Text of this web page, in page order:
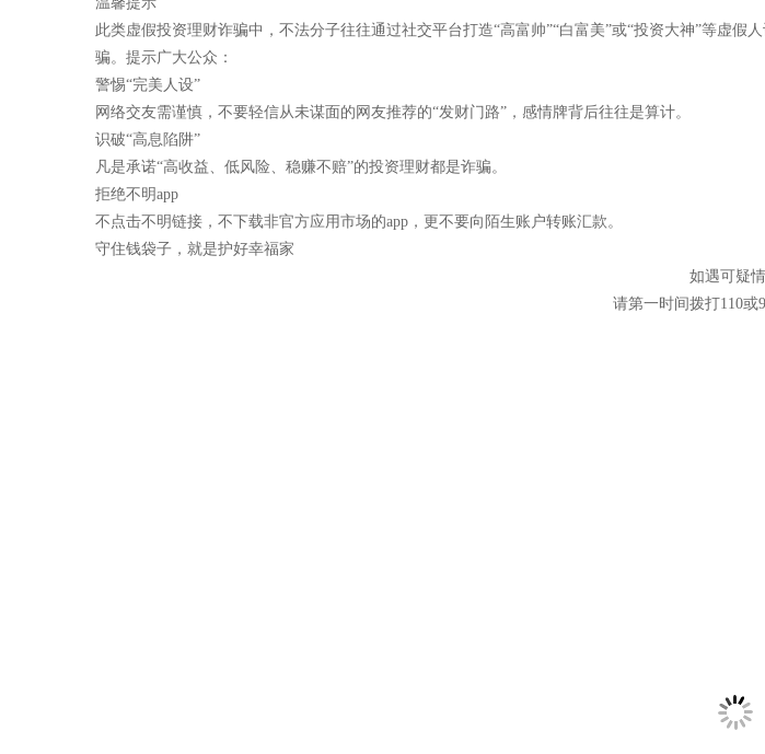
此类虚假投资理财诈骗中，不法分子往往通过社交平台打造“高富帅”“白富美”或“投资大神”等虚
骗。提示广大公众：
警惕“完美人设”
网络交友需谨慎，不要轻信从未谋面的网友推荐的“发财门路”，感情牌背后往往是算计。
识破“高息陷阱”
凡是承诺“高收益、低风险、稳赚不赔”的投资理财都是诈骗。
拒绝不明app
不点击不明链接，不下载非官方应用市场的app，更不要向陌生账户转账汇款。
守住钱袋子，就是护好幸福家
如遇可疑
请第一时间拨打110或